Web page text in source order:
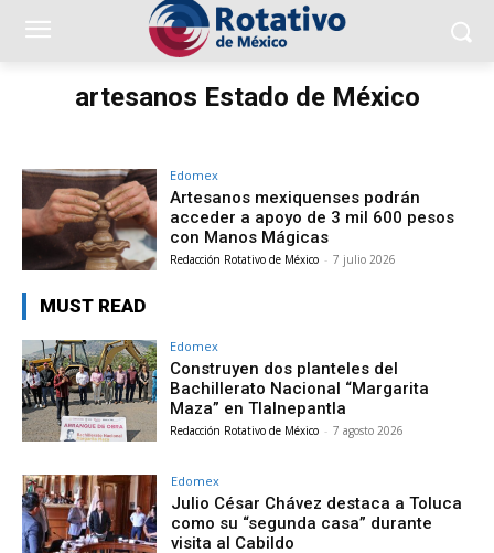
artesanos Estado de México
Edomex
Artesanos mexiquenses podrán
acceder a apoyo de 3 mil 600 pesos
con Manos Mágicas
Redacción Rotativo de México - 7 julio 2026
MUST READ
Edomex
Construyen dos planteles del
Bachillerato Nacional “Margarita
Maza” en Tlalnepantla
Redacción Rotativo de México - 7 agosto 2026
Edomex
Julio César Chávez destaca a Toluca
como su “segunda casa” durante
visita al Cabildo